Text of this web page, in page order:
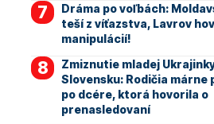
Dráma po voľbách:
teší z víťazstva, Lavrov
manipulácií!
Zmiznutie mladej
Slovensku: Rodičia márne
po dcére, ktorá hovorila o
prenasledovaní